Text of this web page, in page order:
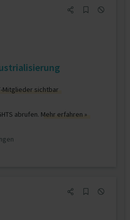
Mitglieder sichtbar
abrufen. Mehr erfahren »